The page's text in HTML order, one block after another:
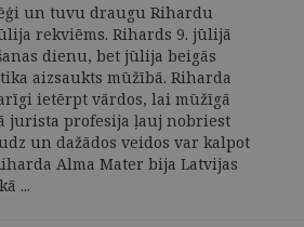
un tuvu draugu Rihardu
rekviēms. Rihards 9. jūlijā
dienu, bet jūlija beigās
aizsaukts mūžībā. Riharda
ietērpt vārdos, lai mūžīgā
jurista profesija ļauj nobriest
un dažādos veidos var kalpot
Alma Mater bija Latvijas
...